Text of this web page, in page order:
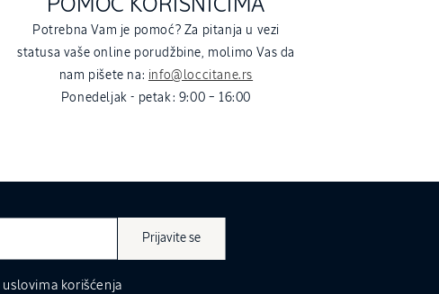
POMOĆ KORISNICIMA
Potrebna Vam je pomoć? Za pitanja u vezi
statusa vaše online porudžbine, molimo Vas da
nam pišete na: info@loccitane.rs
Ponedeljak - petak: 9:00 – 16:00
Prijavite se
uslovima korišćenja